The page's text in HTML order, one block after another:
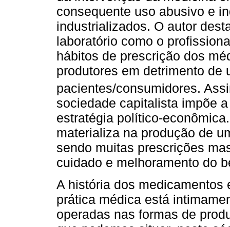
consequente uso abusivo e
industrializados. O autor
laboratório como o
hábitos de prescrição dos
produtores em detrimento de
pacientes/consumidores.
sociedade capitalista impõe
estratégia político-
materializa na produção de
sendo muitas prescrições
cuidado e melhoramento do
A história dos medicamentos
prática médica está
operadas nas formas de